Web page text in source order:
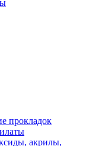
прокладок
акрилы,